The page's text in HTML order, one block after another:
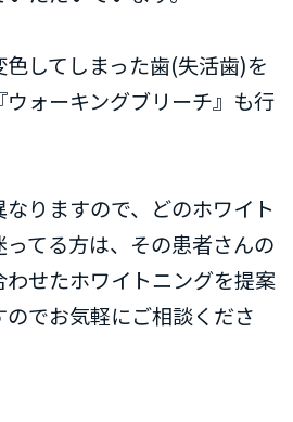
してしまった歯(失活歯)を
ォーキングブリーチ』も行
りますので、どのホワイト
てる方は、その患者さんの
せたホワイトニングを提案
でお気軽にご相談くださ